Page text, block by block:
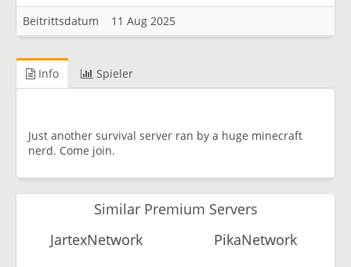
Beitrittsdatum 11 Aug 2025
Info Spieler
Just another survival server ran by a huge minecraft
nerd. Come join.
Similar Premium Servers
JartexNetwork
PikaNetwork